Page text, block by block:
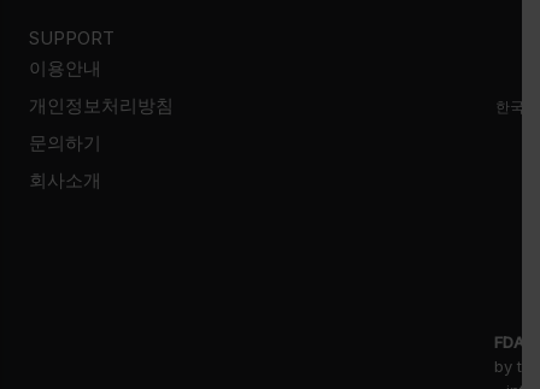
SUPPORT
이용안내
개인정보처리방침
문의하기
회사소개
한국
FDA
by